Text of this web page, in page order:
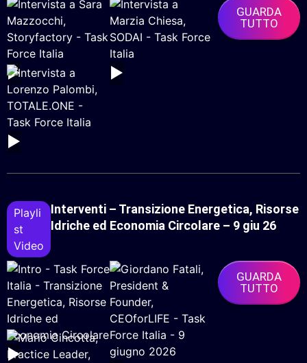
▶ ▶
▶
GUARDA
TUTTO
Playli
St
Video
Interventi – Transizione Energetica, Risorse
Idriche ed Economia Circolare – 9 giu 26
▶
GUARDA
TUTTO